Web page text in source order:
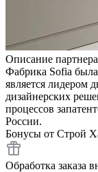
Описание партнера
Фабрика Sofia
является лидером
дизайнерских
процессов
России.
Бонусы от Строй
Обработка заказа